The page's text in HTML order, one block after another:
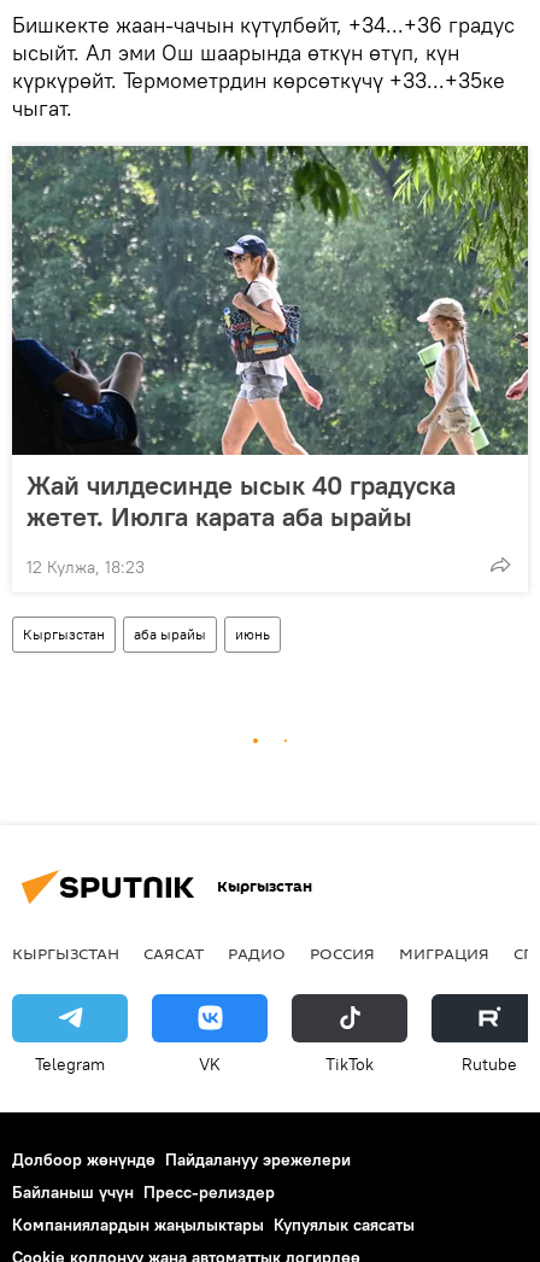
Бишкекте жаан-чачын күтүлбөйт, +34...+36 градус
ысыйт. Ал эми Ош шаарында өткүн өтүп, күн
күркүрөйт. Термометрдин көрсөткүчү +33...+35ке
чыгат.
Жай чилдесинде ысык 40 градуска
жетет. Июлга карата аба ырайы
12 Кулжа, 18:23
Кыргызстан аба ырайы июнь
Кыргызстан
КЫРГЫЗСТАН САЯСАТ РАДИО РОССИЯ МИГРАЦИЯ
Telegram VK ТikТоk Rutube
Долбоор жөнүндө Пайдалануу эрежелери
Байланыш үчүн Пресс-релиздер
Компаниялардын жаңылыктары Купуялык саясаты
Cookie колдонуу жана автоматтык логирлөө